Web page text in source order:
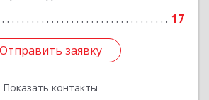
17
Отправить заявку
Показать контакты
Отправить заявку
Назад